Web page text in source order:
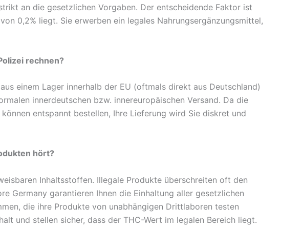
an die gesetzlichen Vorgaben. Der entscheidende Faktor ist
0,2% liegt. Sie erwerben ein legales Nahrungsergänzungsmittel,
rechnen?
einem Lager innerhalb der EU (oftmals direkt aus Deutschland)
innerdeutschen bzw. innereuropäischen Versand. Da die
entspannt bestellen, Ihre Lieferung wird Sie diskret und
hört?
Inhaltsstoffen. Illegale Produkte überschreiten oft den
Germany garantieren Ihnen die Einhaltung aller gesetzlichen
die ihre Produkte von unabhängigen Drittlaboren testen
und stellen sicher, dass der THC-Wert im legalen Bereich liegt.